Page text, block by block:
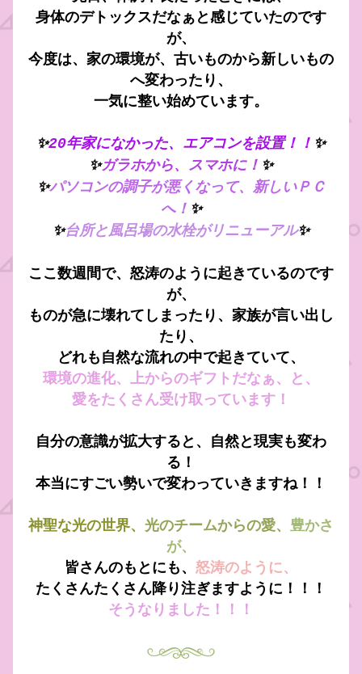
身体のデトックスだなぁと感じていたのです
が、
今度は、家の環境が、古いものから新しいもの
へ変わったり、
一気に整い始めています。
✨20年家になかった、エアコンを設置！！ ✨
✨ガラホから、スマホに！ ✨
✨パソコンの調子が悪くなって、新しいＰＣ
へ！ ✨
✨台所と風呂場の水栓がリニューアル✨
ここ数週間で、怒涛のように起きているのです
が、
ものが急に壊れてしまったり、家族が言い出し
たり、
どれも自然な流れの中で起きていて、
環境の進化、上からのギフトだなぁ、と、
愛をたくさん受け取っています！
自分の意識が拡大すると、自然と現実も変わ
る！
本当にすごい勢いで変わっていきますね！！
神聖な光の世界、 光のチームからの愛、 豊かさ
が、
皆さんのもとにも、 怒涛のように、
たくさんたくさん降り注ぎますように！！！
そうなりました！！！